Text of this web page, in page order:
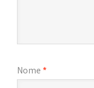
Nome *